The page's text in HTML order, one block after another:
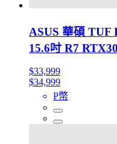
ASUS 華碩 TUF
15.6吋 R7
$33,999
$34,999
P幣